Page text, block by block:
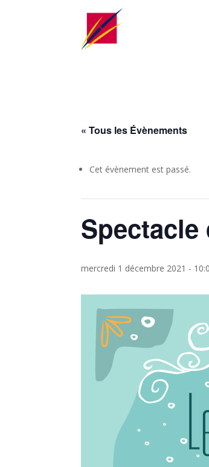
« Tous les Évènements
Cet évènement est passé.
mercredi 1 décembre 2021 -